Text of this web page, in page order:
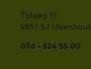
Tolweg 11
4851 SJ Ulvenhout
076 - 524 55 00